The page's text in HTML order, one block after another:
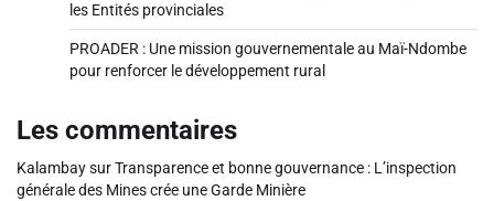
les Entités provinciales
PROADER : Une mission gouvernementale au Maï-Ndombe
pour renforcer le développement rural
Les commentaires
KalambaysurTransparence et bonne gouvernance : L’inspection
générale des Mines crée une Garde Minière